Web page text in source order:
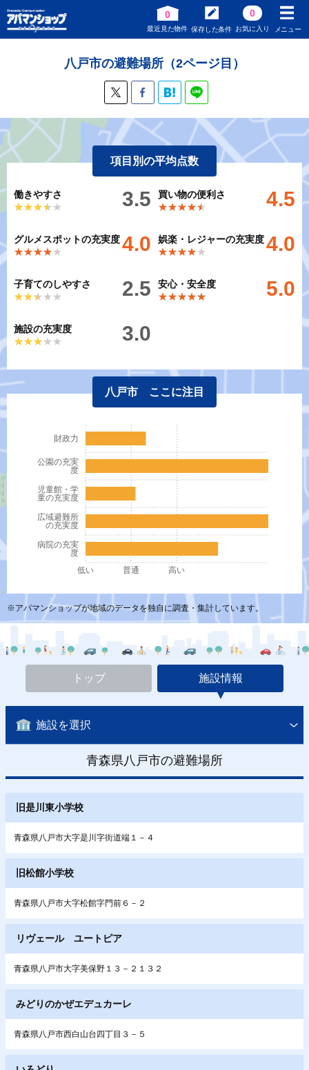
0
最近見た物件 保存した条件
0
お気に入り メニュー
八戸市の避難場所（2ページ目）
項目別の平均点数
働きやすさ
★★★★★
★★★★★ 3.5
買い物の便利さ
★★★★★
★★★★★ 4.5
グルメスポットの充実度
★★★★★
★★★★★ 4.0
娯楽・レジャーの充実度
★★★★★
★★★★★ 4.0
子育てのしやすさ
★★★★★
★★★★★ 2.5
安心・安全度
★★★★★
★★★★★ 5.0
施設の充実度
★★★★★
★★★★★ 3.0
八戸市 ここに注目
病院の充実
度
広域避難所
の充実度
児童館・学
童の充実度
公園の充実
度
財政力
低い 普通 高い
※アパマンショップが地域のデータを独自に調査・集計しています。
トップ 施設情報
施設を選択
青森県八戸市の避難場所
旧是川東小学校
青森県八戸市大字是川字街道端１－４
旧松館小学校
青森県八戸市大字松館字門前６－２
リヴェール ユートピア
青森県八戸市大字美保野１３－２１３２
みどりのかぜエデュカーレ
青森県八戸市西白山台四丁目３－５